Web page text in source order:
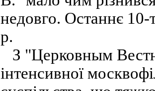
недовго. Останнє
р.
З "Церковным
інтенсивної